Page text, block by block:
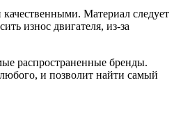
Материал следует
износ двигателя, из-за
распространенные бренды.
и позволит найти самый